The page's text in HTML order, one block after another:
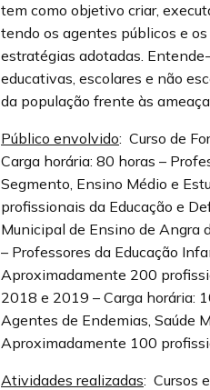
tem como objetivo criar,
tendo os agentes públicos e
estratégias adotadas.
educativas, escolares e não
da população frente às
Público envolvido: Curso de
Carga horária: 80 horas –
Segmento, Ensino Médio e
profissionais da Educação e
Municipal de Ensino de Angra
– Professores da Educação
Aproximadamente 200
2018 e 2019 – Carga horária:
Agentes de Endemias, Saúde
Aproximadamente 100
Atividades realizadas: Cursos